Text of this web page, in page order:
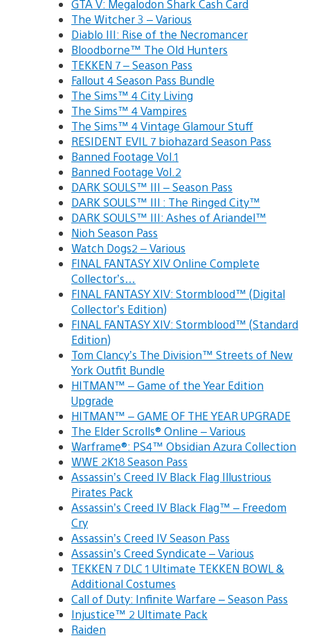
GTA V: Megalodon Shark Cash Card
The Witcher 3 – Various
Diablo III: Rise of the Necromancer
Bloodborne™ The Old Hunters
TEKKEN 7 – Season Pass
Fallout 4 Season Pass Bundle
The Sims™ 4 City Living
The Sims™ 4 Vampires
The Sims™ 4 Vintage Glamour Stuff
RESIDENT EVIL 7 biohazard Season Pass
Banned Footage Vol.1
Banned Footage Vol.2
DARK SOULS™ III – Season Pass
DARK SOULS™ III : The Ringed City™
DARK SOULS™ III: Ashes of Ariandel™
Nioh Season Pass
Watch Dogs2 – Various
FINAL FANTASY XIV Online Complete
Collector’s…
FINAL FANTASY XIV: Stormblood™ (Digital
Collector’s Edition)
FINAL FANTASY XIV: Stormblood™ (Standard
Edition)
Tom Clancy’s The Division™ Streets of New
York Outfit Bundle
HITMAN™ – Game of the Year Edition
Upgrade
HITMAN™ – GAME OF THE YEAR UPGRADE
The Elder Scrolls® Online – Various
Warframe®: PS4™ Obsidian Azura Collection
WWE 2K18 Season Pass
Assassin’s Creed IV Black Flag Illustrious
Pirates Pack
Assassin’s Creed IV Black Flag™ – Freedom
Cry
Assassin’s Creed IV Season Pass
Assassin’s Creed Syndicate – Various
TEKKEN 7 DLC 1 Ultimate TEKKEN BOWL &
Additional Costumes
Call of Duty: Infinite Warfare – Season Pass
Injustice™ 2 Ultimate Pack
Raiden